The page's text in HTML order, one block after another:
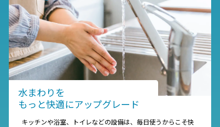
水まわりを
もっと快適にアップグレード
キッチンや浴室、トイレなどの設備は、毎日使うからこそ快